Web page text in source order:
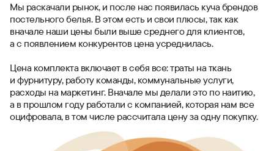
Мы раскачали рынок, и после нас появилась куча брендов
постельного белья. В этом есть и свои плюсы, так как
вначале наши цены были выше среднего для клиентов,
а с появлением конкурентов цена усреднилась.
Цена комплекта включает в себя все: траты на ткань
и фурнитуру, работу команды, коммунальные услуги,
расходы на маркетинг. Вначале мы делали это по наитию,
а в прошлом году работали с компанией, которая нам все
оцифровала, в том числе рассчитала цену за одну покупку.